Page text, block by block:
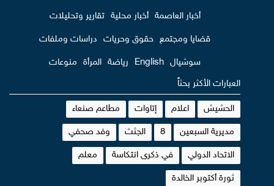
أخبار العاصمة أخبار محلية تقارير وتحليلات
قضايا ومجتمع حقوق وحريات دراسات وملفات
سوشيال English رياضة المرأة منوعات
العبارات الأكثر بحثاً
الحشيش اعلام إتاوات مطاعم صنعاء
مديرية السبعين 8 الجثث وفد صحفي
الاتحاد الدولي في ذكرى انتكاسة معلم
ثورة أكتوبر الخالدة